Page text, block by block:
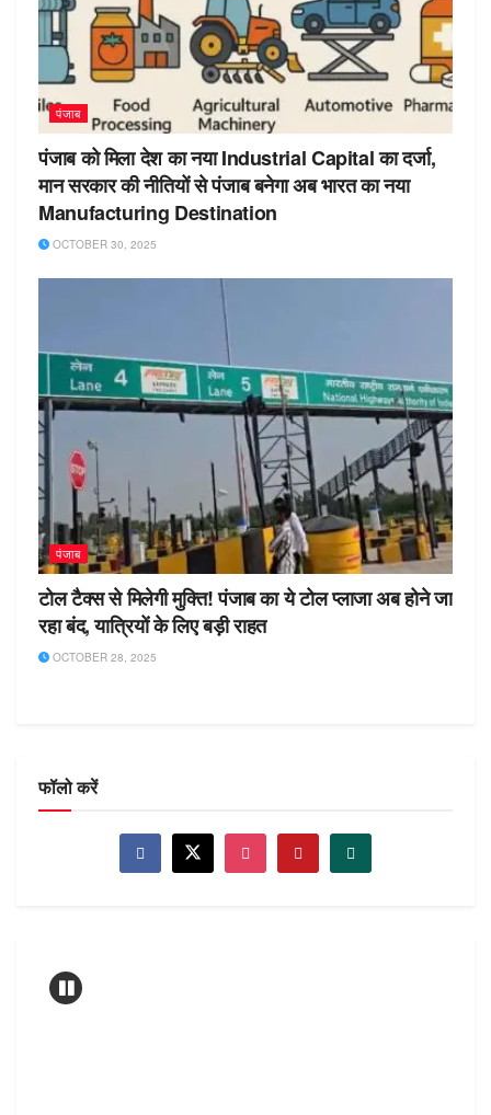
पंजाब
पंजाब को मिला देश का नया Industrial Capital का दर्जा,
मान सरकार की नीतियों से पंजाब बनेगा अब भारत का नया
Manufacturing Destination
OCTOBER 30, 2025
पंजाब
टोल टैक्स से मिलेगी मुक्ति! पंजाब का ये टोल प्लाजा अब होने जा
रहा बंद, यात्रियों के लिए बड़ी राहत
OCTOBER 28, 2025
फॉलो करें